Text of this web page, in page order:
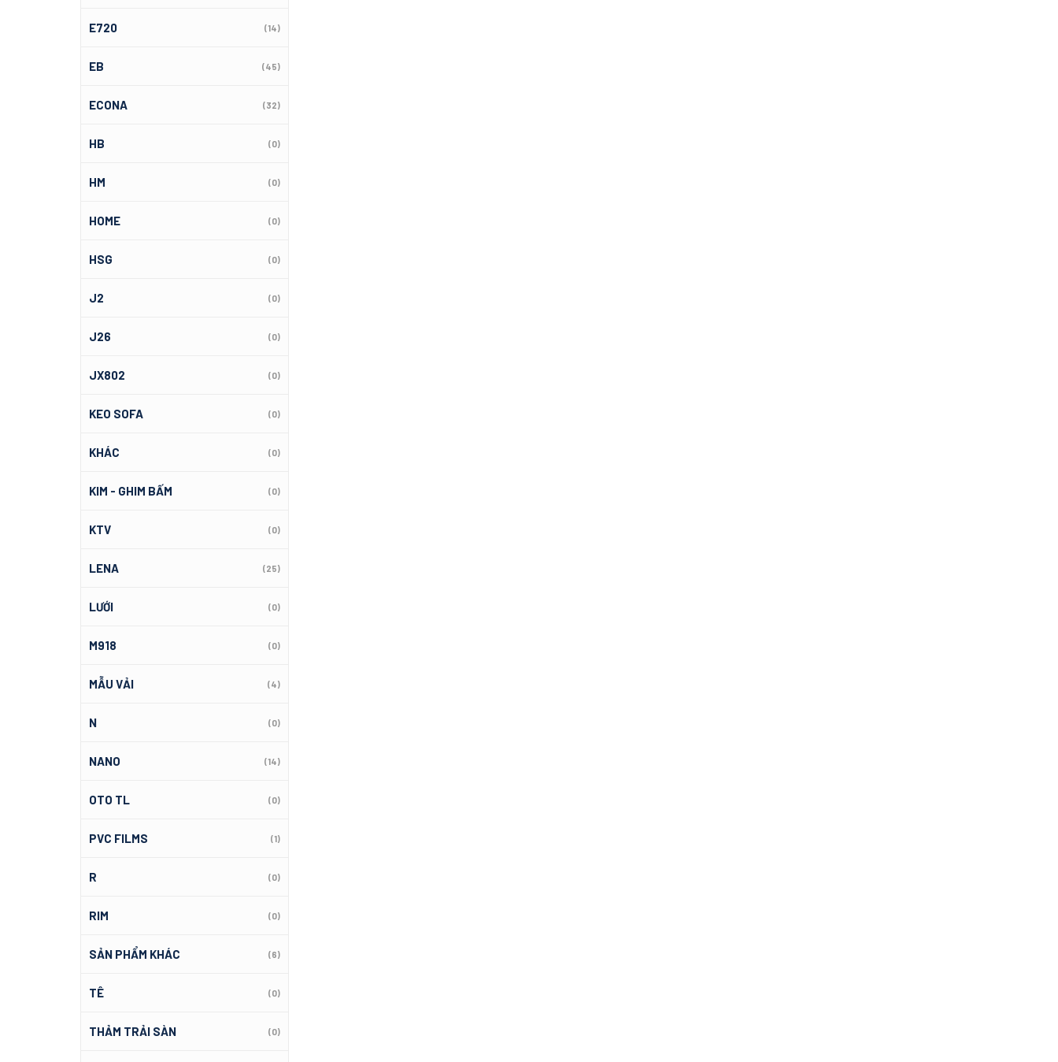
E720 (14)
EB (45)
ECONA (32)
HB (0)
HM (0)
HOME (0)
HSG (0)
J2 (0)
J26 (0)
JX802 (0)
KEO SOFA (0)
KHÁC (0)
KIM - GHIM BẤM (0)
KTV (0)
LENA (25)
LƯỚI (0)
M918 (0)
MẪU VẢI (4)
N (0)
NANO (14)
OTO TL (0)
PVC FILMS (1)
R (0)
RIM (0)
SẢN PHẨM KHÁC (6)
TÊ (0)
THẢM TRẢI SÀN (0)